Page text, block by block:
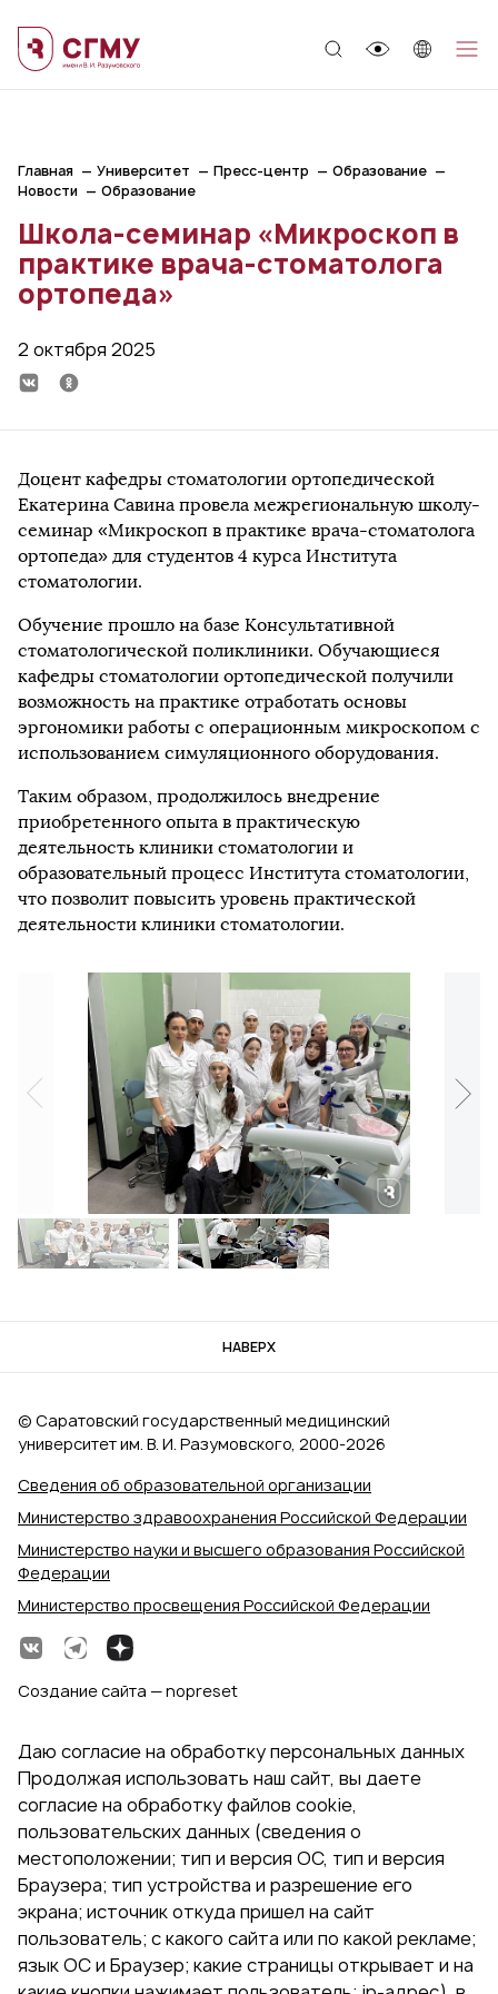
Главная Университет Пресс-центр
Образование
Новости
Образование
Школа-семинар «Микроскоп в
практике врача-стоматолога
ортопеда»
2 октября 2025
Доцент кафедры стоматологии ортопедической
Екатерина Савина провела межрегиональную школу-
семинар «Микроскоп в практике врача-стоматолога
ортопеда» для студентов 4 курса Института
стоматологии.
Обучение прошло на базе Консультативной
стоматологической поликлиники. Обучающиеся
кафедры стоматологии ортопедической получили
возможность на практике отработать основы
эргономики работы с операционным микроскопом с
использованием симуляционного оборудования.
Таким образом, продолжилось внедрение
приобретенного опыта в практическую
деятельность клиники стоматологии и
образовательный процесс Института стоматологии,
что позволит повысить уровень практической
деятельности клиники стоматологии.
НАВЕРХ
Сведения об образовательной организации
Министерство здравоохранения Российской Федерации
Министерство науки и высшего образования Российской
Федерации
Министерство просвещения Российской Федерации
© Саратовский государственный медицинский
университет им. В. И. Разумовского, 2000‑2026
Создание сайта — nopreset
Даю согласие на обработку персональных данных
Продолжая использовать наш сайт, вы даете
согласие на обработку файлов cookie,
пользовательских данных (сведения о
местоположении; тип и версия ОС, тип и версия
Браузера; тип устройства и разрешение его
экрана; источник откуда пришел на сайт
пользователь; с какого сайта или по какой рекламе;
язык ОС и Браузер; какие страницы открывает и на